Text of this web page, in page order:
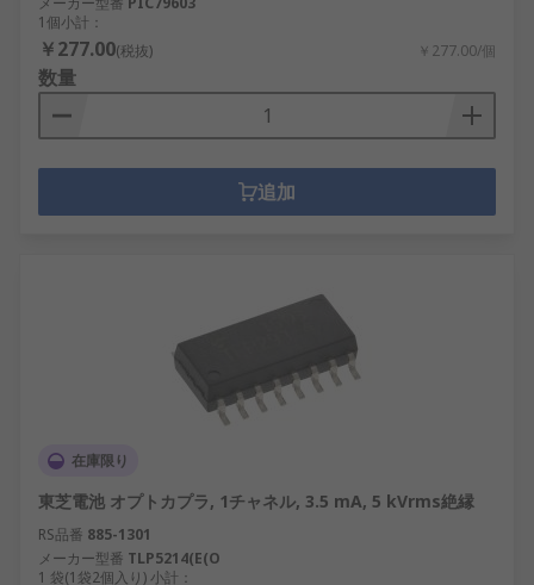
1個小計：
￥277.00(税抜) ￥277.00/個
数量
追加
在庫限り
東芝電池 オプトカプラ, 1チャネル, 3.5 mA, 5 kVrms絶縁
RS品番 885-1301
メーカー型番 TLP5214(E(O
1 袋(1袋2個入り) 小計：